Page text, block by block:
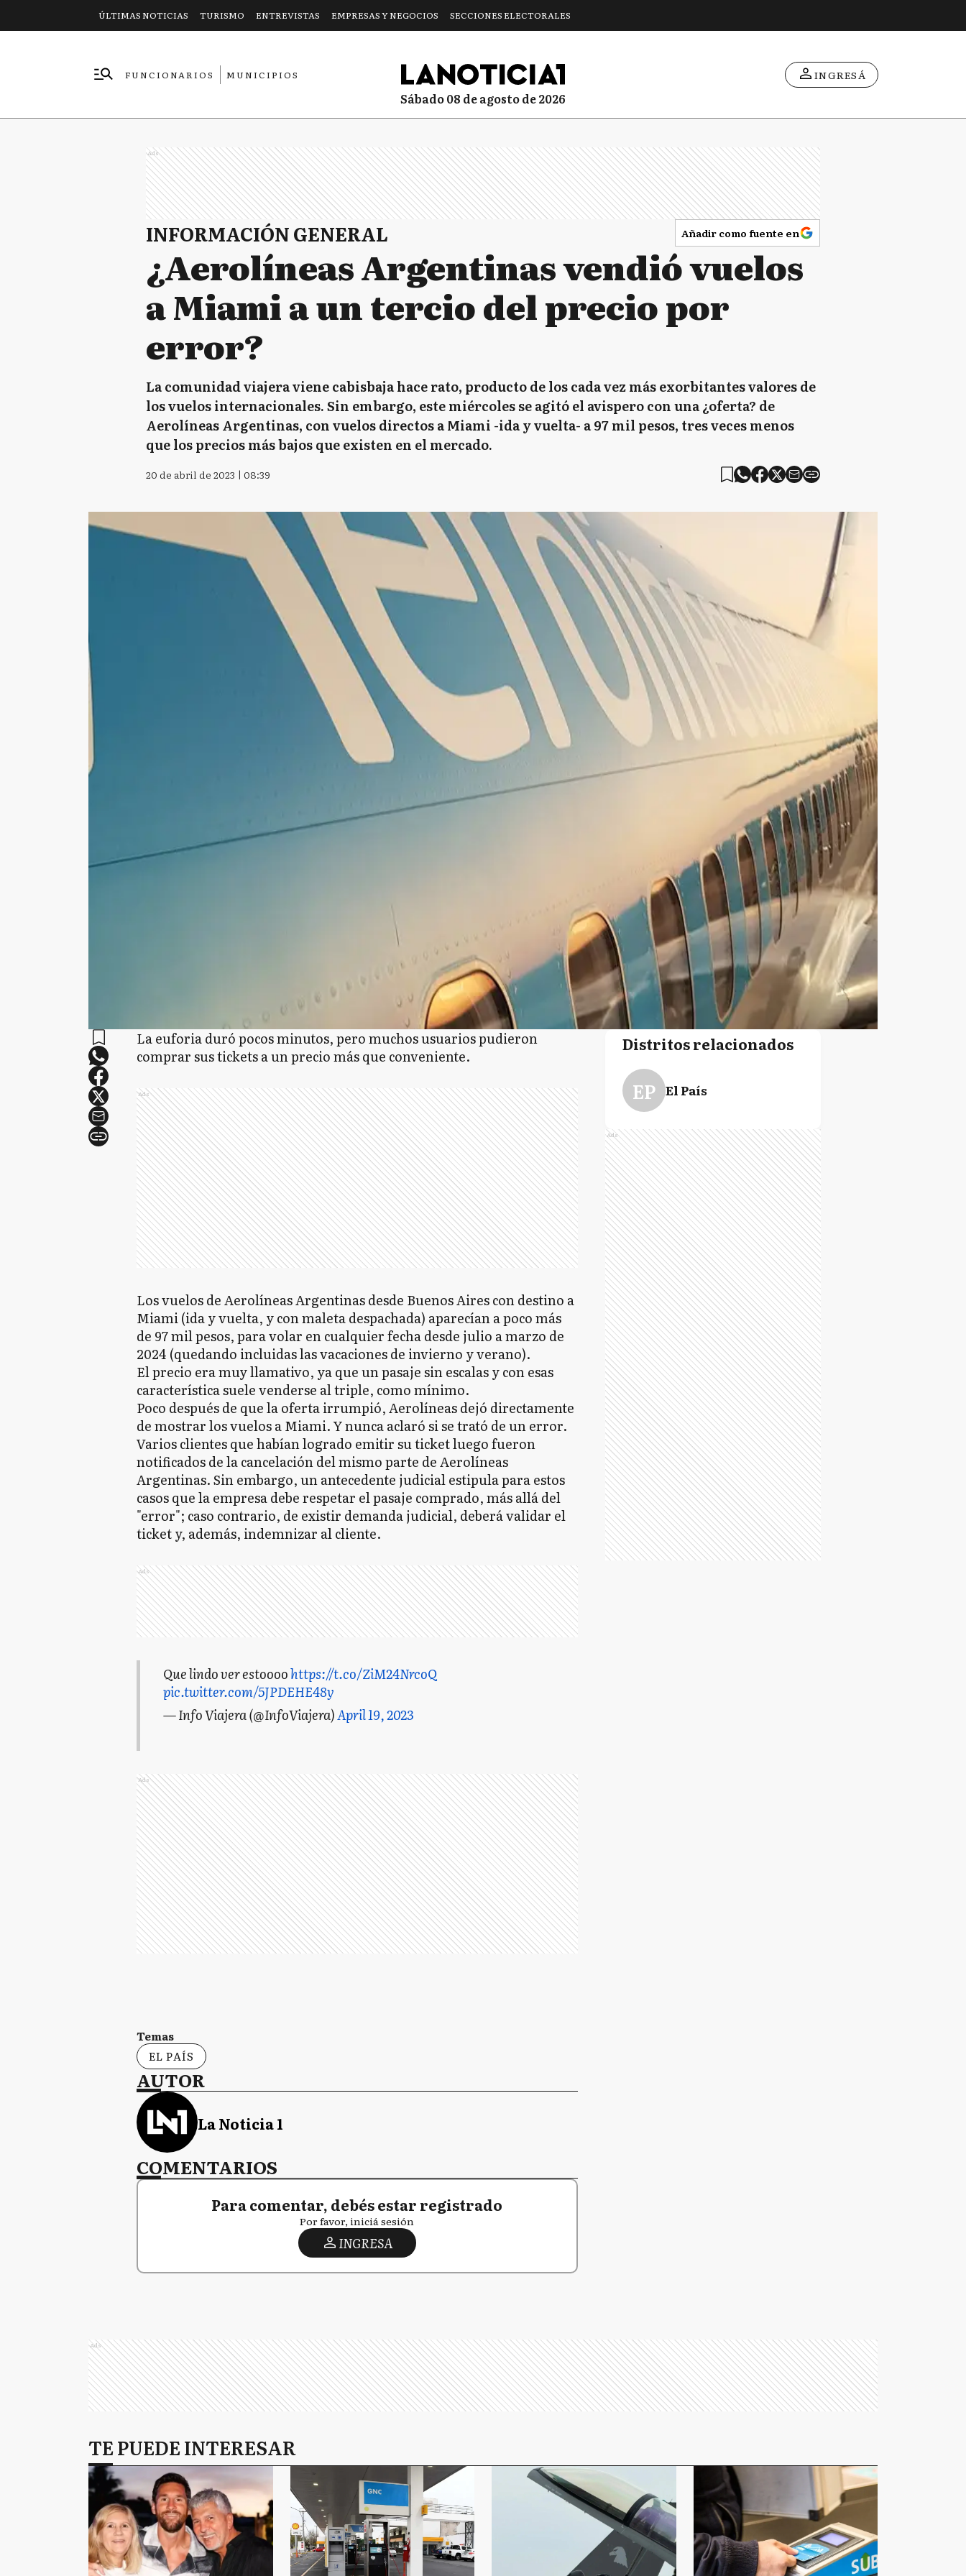
ÚLTIMAS NOTICIAS TURISMO ENTREVISTAS EMPRESAS Y NEGOCIOS SECCIONES ELECTORALES
FUNCIONARIOS
MUNICIPIOS
sábado 08 de agosto de 2026
INGRESÁ
Ads
INFORMACIÓN GENERAL Añadir como fuente en
¿Aerolíneas Argentinas vendió vuelos
a Miami a un tercio del precio por
error?
La comunidad viajera viene cabisbaja hace rato, producto de los cada vez más exorbitantes valores de
los vuelos internacionales. Sin embargo, este miércoles se agitó el avispero con una ¿oferta? de
Aerolíneas Argentinas, con vuelos directos a Miami -ida y vuelta- a 97 mil pesos, tres veces menos
que los precios más bajos que existen en el mercado.
20 de abril de 2023 | 08:39
La euforia duró pocos minutos, pero muchos usuarios pudieron
comprar sus tickets a un precio más que conveniente.
Ads
Los vuelos de Aerolíneas Argentinas desde Buenos Aires con destino a
Miami (ida y vuelta, y con maleta despachada) aparecían a poco más
de 97 mil pesos, para volar en cualquier fecha desde julio a marzo de
2024 (quedando incluidas las vacaciones de invierno y verano).
El precio era muy llamativo, ya que un pasaje sin escalas y con esas
característica suele venderse al triple, como mínimo.
Poco después de que la oferta irrumpió, Aerolíneas dejó directamente
de mostrar los vuelos a Miami. Y nunca aclaró si se trató de un error.
Varios clientes que habían logrado emitir su ticket luego fueron
notificados de la cancelación del mismo parte de Aerolíneas
Argentinas. Sin embargo, un antecedente judicial estipula para estos
casos que la empresa debe respetar el pasaje comprado, más allá del
"error"; caso contrario, de existir demanda judicial, deberá validar el
ticket y, además, indemnizar al cliente.
Ads
Que lindo ver estoooohttps://t.co/ZiM24NrcoQ
pic.twitter.com/5JPDEHE48y
— Info Viajera (@InfoViajera)April 19, 2023
Ads
Temas
EL PAÍS
AUTOR
La Noticia 1
COMENTARIOS
Para comentar, debés estar registrado
Por favor, iniciá sesión
INGRESA
Distritos relacionados
EP El País
Ads
Ads
TE PUEDE INTERESAR